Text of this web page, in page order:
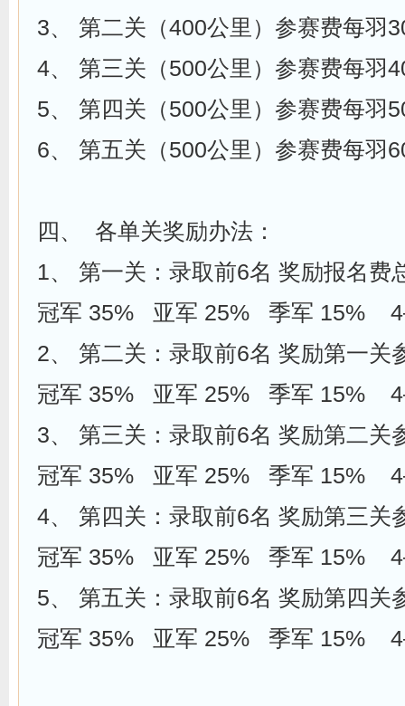
3、 第二关（400公里）参赛费每羽
4、 第三关（500公里）参赛费每羽
5、 第四关（500公里）参赛费每羽
6、 第五关（500公里）参赛费每羽
四、 各单关奖励办法：
1、 第一关：录取前6名 奖励报名
冠军 35% 亚军 25% 季军 15%
2、 第二关：录取前6名 奖励第一关
冠军 35% 亚军 25% 季军 15%
3、 第三关：录取前6名 奖励第二关
冠军 35% 亚军 25% 季军 15%
4、 第四关：录取前6名 奖励第三关
冠军 35% 亚军 25% 季军 15%
5、 第五关：录取前6名 奖励第四关
冠军 35% 亚军 25% 季军 15%